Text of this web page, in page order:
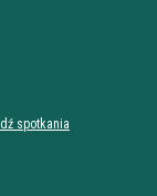
spotkania